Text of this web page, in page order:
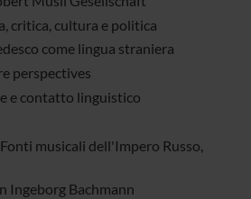
critica, cultura e politica
come lingua straniera
perspectives
e contatto linguistico
musicali dell'Impero Russo,
Ingeborg Bachmann